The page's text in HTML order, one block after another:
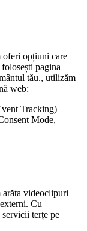
oferi opțiuni care
pagina
tău., utilizăm
web:
Tracking)
Mode,
arăta videoclipuri
Cu
terțe pe